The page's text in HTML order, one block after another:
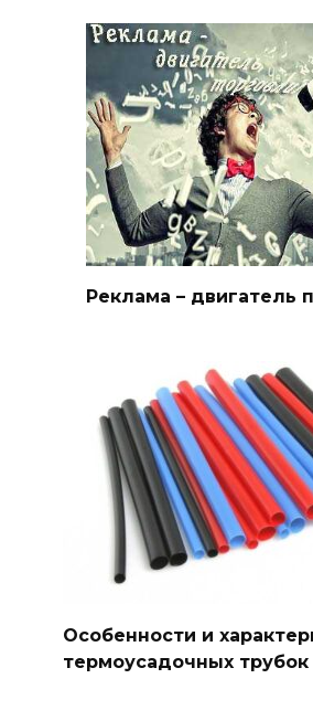
Реклама – двигатель
Особенности и
термоусадочных трубок